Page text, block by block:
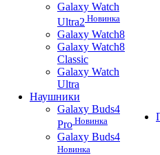
Galaxy Watch
Ultra2 Новинка
Galaxy Watch8
Galaxy Watch8
Classic
Galaxy Watch
Ultra
Наушники
Galaxy Buds4
Pro Новинка
Galaxy Buds4
Новинка